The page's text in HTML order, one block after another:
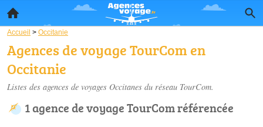
Accueil > Occitanie
Agences de voyage TourCom en
Occitanie
Listes des agences de voyages Occitanes du réseau TourCom.
1 agence de voyage TourCom référencée